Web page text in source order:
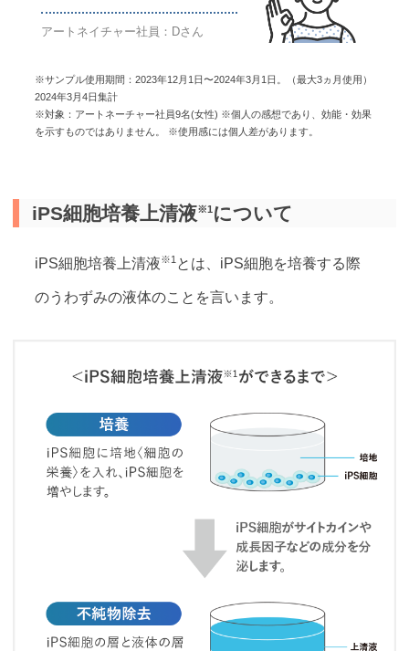
アートネイチャー社員：Dさん
※サンプル使用期間：2023年12月1日〜2024年3月1日。（最大3ヵ月使用）
2024年3月4日集計
※対象：アートネーチャー社員9名(女性) ※個人の感想であり、効能・効果
を示すものではありません。 ※使用感には個人差があります。
iPS細胞培養上清液※1 について
iPS細胞培養上清液※1とは、iPS細胞を培養する際
のうわずみの液体のことを言います。